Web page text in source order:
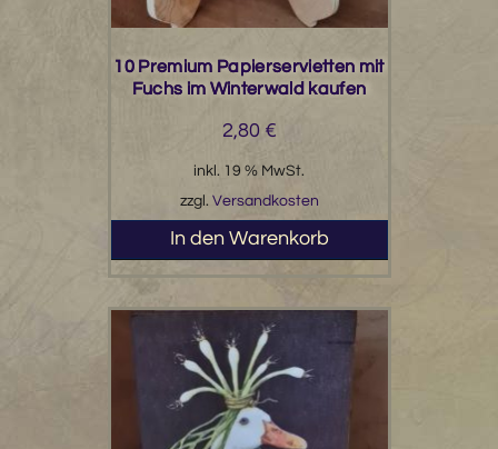
10 Premium Papierservietten mit
Fuchs im Winterwald kaufen
2,80 €
inkl. 19 % MwSt.
zzgl. Versandkosten
In den Warenkorb